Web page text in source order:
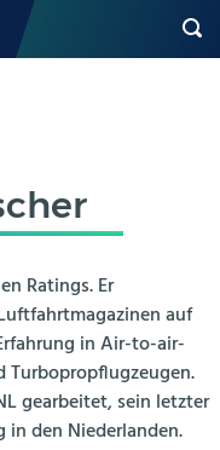
Seite 305
Ratings. Er
auf
in Air-to-air-
gearbeitet, sein letzter
in den Niederlanden.